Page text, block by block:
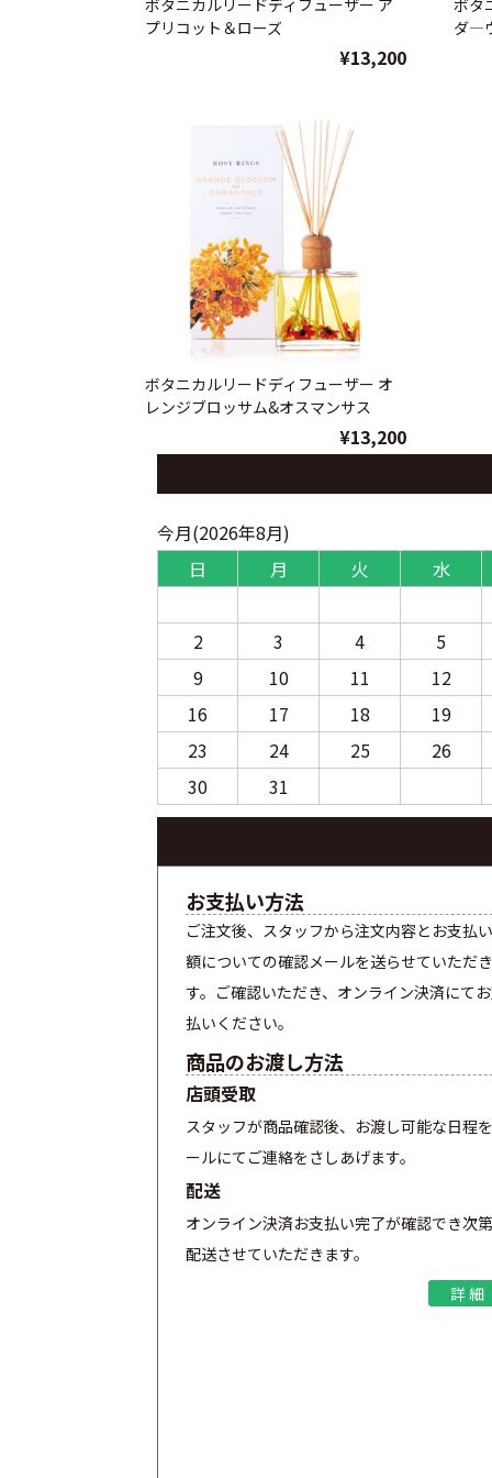
ボタニカルリードディフューザー ア
プリコット＆ローズ
¥13,200
ボタ
ダ―
ボタニカルリードディフューザー オ
レンジブロッサム&オスマンサス
¥13,200
今月(2026年8月)
日
月 火 水
2 3 4
5
9
10 11
12
16
17 18
19
23
24 25
26
30
31
お支払い方法
ご注文後、スタッフから注文内容とお支払
額についての確認メールを送らせていただ
す。ご確認いただき、オンライン決済にて
払いください。
商品のお渡し方法
店頭受取
スタッフが商品確認後、お渡し可能な日程
ールにてご連絡をさしあげます。
配送
オンライン決済お支払い完了が確認でき次
配送させていただきます。
詳細